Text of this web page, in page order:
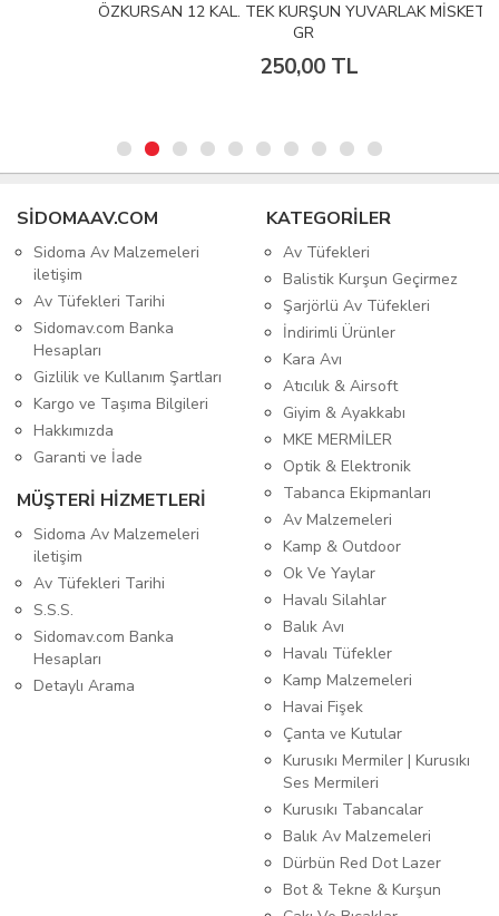
ÖZKURSAN 12 KAL. TEK KURŞUN YUVARLAK MİSKET 33
250,00 TL
SIDOMAAV.COM
Sidoma Av Malzemeleri
iletişim
Av Tüfekleri Tarihi
Sidomav.com Banka
Hesapları
Gizlilik ve Kullanım Şartları
Kargo ve Taşıma Bilgileri
Hakkımızda
Garanti ve İade
MÜŞTERİ HİZMETLERİ
Sidoma Av Malzemeleri
iletişim
Av Tüfekleri Tarihi
S.S.S.
Sidomav.com Banka
Hesapları
Detaylı Arama
KATEGORİLER
Av Tüfekleri
Balistik Kurşun Geçirmez
Şarjörlü Av Tüfekleri
İndirimli Ürünler
Kara Avı
Atıcılık & Airsoft
Giyim & Ayakkabı
MKE MERMİLER
Optik & Elektronik
Tabanca Ekipmanları
Av Malzemeleri
Kamp & Outdoor
Ok Ve Yaylar
Havalı Silahlar
Balık Avı
Havalı Tüfekler
Kamp Malzemeleri
Havai Fişek
Çanta ve Kutular
Kurusıkı Mermiler | Kurusıkı
Ses Mermileri
Kurusıkı Tabancalar
Balık Av Malzemeleri
Dürbün Red Dot Lazer
Bot & Tekne & Kurşun